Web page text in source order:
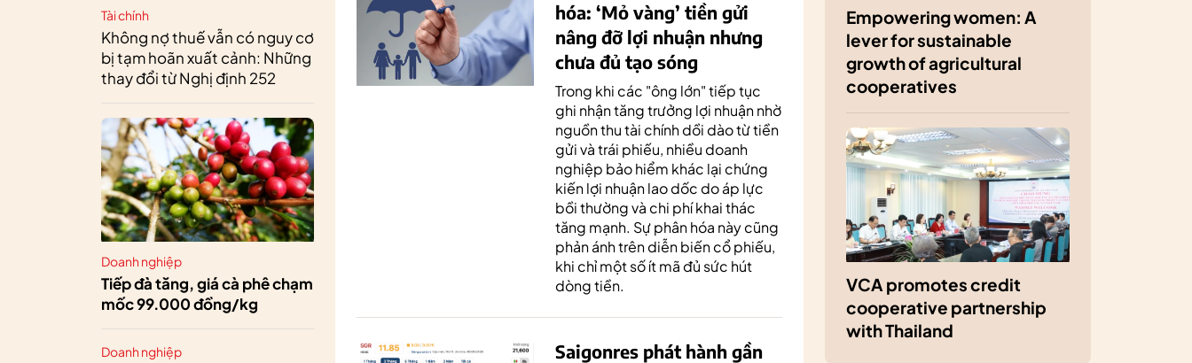
Tài chính
Không nợ thuế vẫn có nguy cơ
bị tạm hoãn xuất cảnh: Những
thay đổi từ Nghị định 252
Doanh nghiệp
Tiếp đà tăng, giá cà phê chạm
mốc 99.000 đồng/kg
Doanh nghiệp
hóa: ‘Mỏ vàng’ tiền gửi
nâng đỡ lợi nhuận nhưng
chưa đủ tạo sóng
Trong khi các "ông lớn" tiếp tục
ghi nhận tăng trưởng lợi nhuận nhờ
nguồn thu tài chính dồi dào từ tiền
gửi và trái phiếu, nhiều doanh
nghiệp bảo hiểm khác lại chứng
kiến lợi nhuận lao dốc do áp lực
bồi thường và chi phí khai thác
tăng mạnh. Sự phân hóa này cũng
phản ánh trên diễn biến cổ phiếu,
khi chỉ một số ít mã đủ sức hút
dòng tiền.
Saigonres phát hành gần
Empowering women: A
lever for sustainable
growth of agricultural
cooperatives
VCA promotes credit
cooperative partnership
with Thailand